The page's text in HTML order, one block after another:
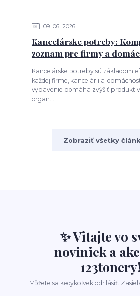
09 06 2026
Kancelárske potreby:
zoznam pre firmy a
Kancelárske potreby sú základom
každej firme, kancelárii aj
vybavenie pomáha zvýšiť
organ...
Zobraziť všetky
✨ Vitajte vo
noviniek a
123tonery!
Môžete sa kedykoľvek odhlásiť.